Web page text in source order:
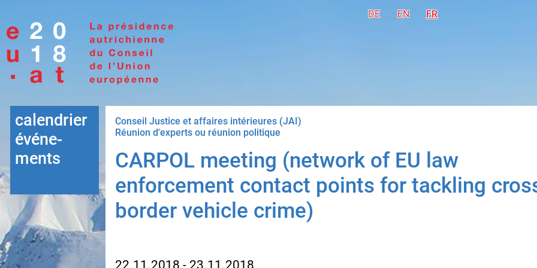
DEDeutsch
EN English
FRFrançais
calendrier
événe-
ments
Conseil Justice et affaires intérieures (JAI)
Réunion d'experts ou réunion politique
CARPOL meeting (network of EU law
enforcement contact points for tackling
border vehicle crime)
22.11.2018 - 23.11.2018